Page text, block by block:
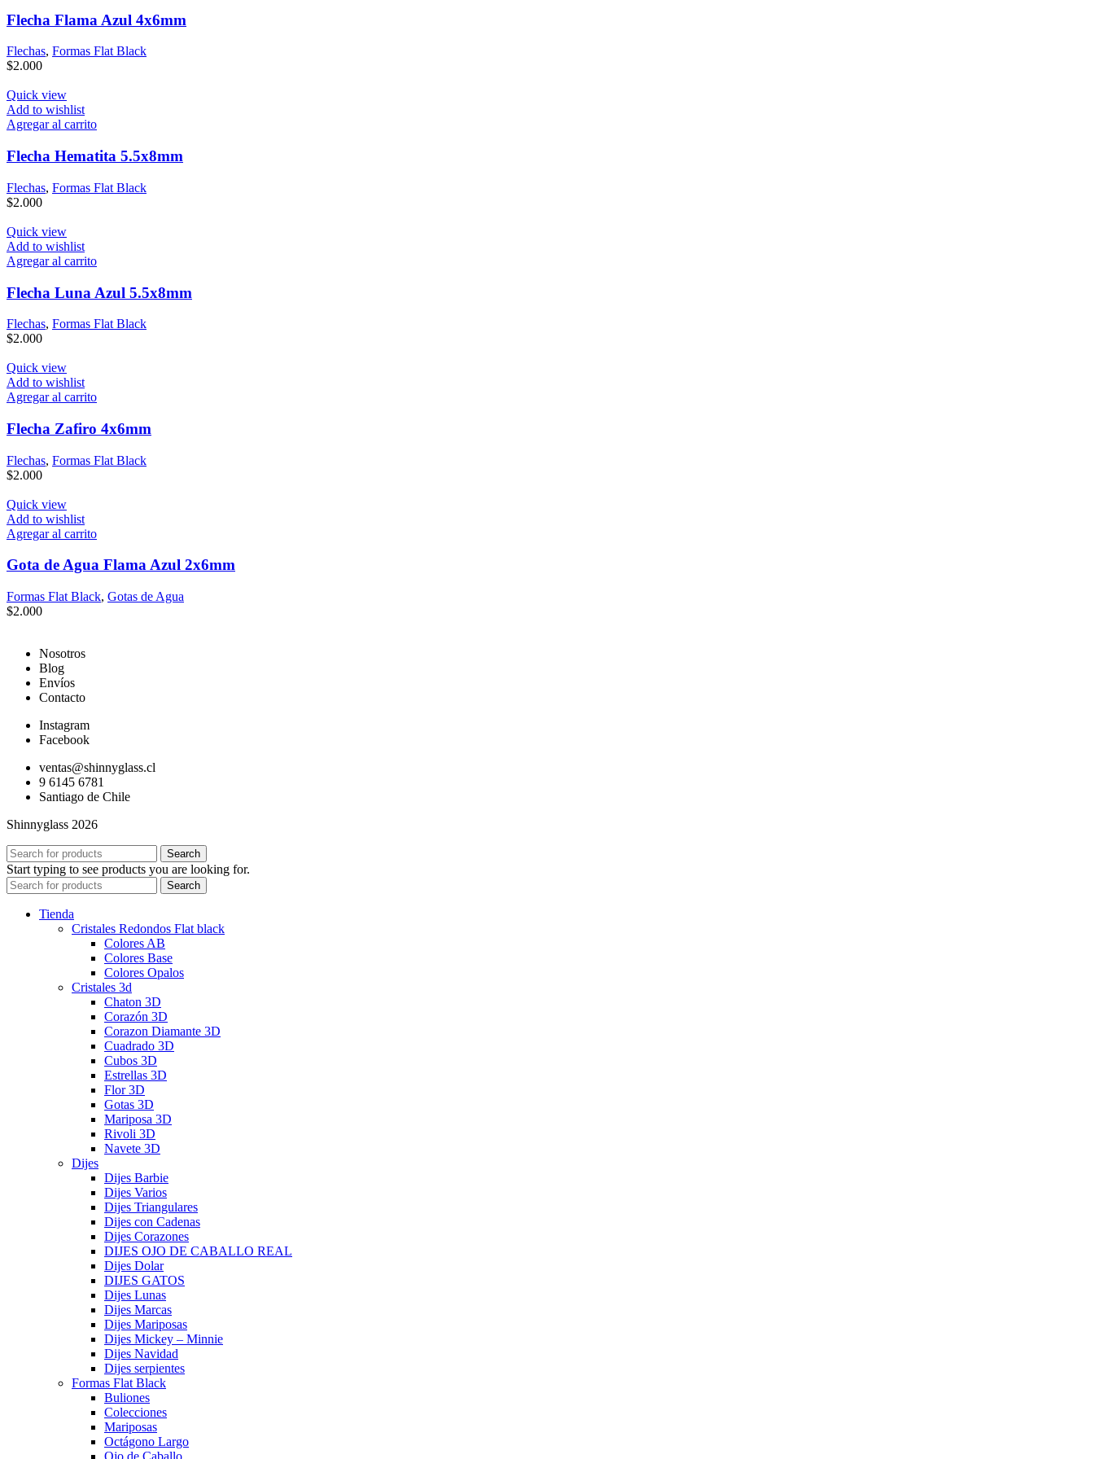
Flecha Flama Azul 4x6mm
Flechas, Formas Flat Black
$2.000
Quick view
Add to wishlist
Agregar al carrito
Flecha Hematita 5.5x8mm
Flechas, Formas Flat Black
$2.000
Quick view
Add to wishlist
Agregar al carrito
Flecha Luna Azul 5.5x8mm
Flechas, Formas Flat Black
$2.000
Quick view
Add to wishlist
Agregar al carrito
Flecha Zafiro 4x6mm
Flechas, Formas Flat Black
$2.000
Quick view
Add to wishlist
Agregar al carrito
Gota de Agua Flama Azul 2x6mm
Formas Flat Black, Gotas de Agua
$2.000
Nosotros
Blog
Envíos
Contacto
Instagram
Facebook
ventas@shinnyglass.cl
9 6145 6781
Santiago de Chile
Shinnyglass 2026
Search
Start typing to see products you are looking for.
Search
Tienda
Cristales Redondos Flat black
Colores AB
Colores Base
Colores Opalos
Cristales 3d
Chaton 3D
Corazón 3D
Corazon Diamante 3D
Cuadrado 3D
Cubos 3D
Estrellas 3D
Flor 3D
Gotas 3D
Mariposa 3D
Rivoli 3D
Navete 3D
Dijes
Dijes Barbie
Dijes Varios
Dijes Triangulares
Dijes con Cadenas
Dijes Corazones
DIJES OJO DE CABALLO REAL
Dijes Dolar
DIJES GATOS
Dijes Lunas
Dijes Marcas
Dijes Mariposas
Dijes Mickey – Minnie
Dijes Navidad
Dijes serpientes
Formas Flat Black
Buliones
Colecciones
Mariposas
Octágono Largo